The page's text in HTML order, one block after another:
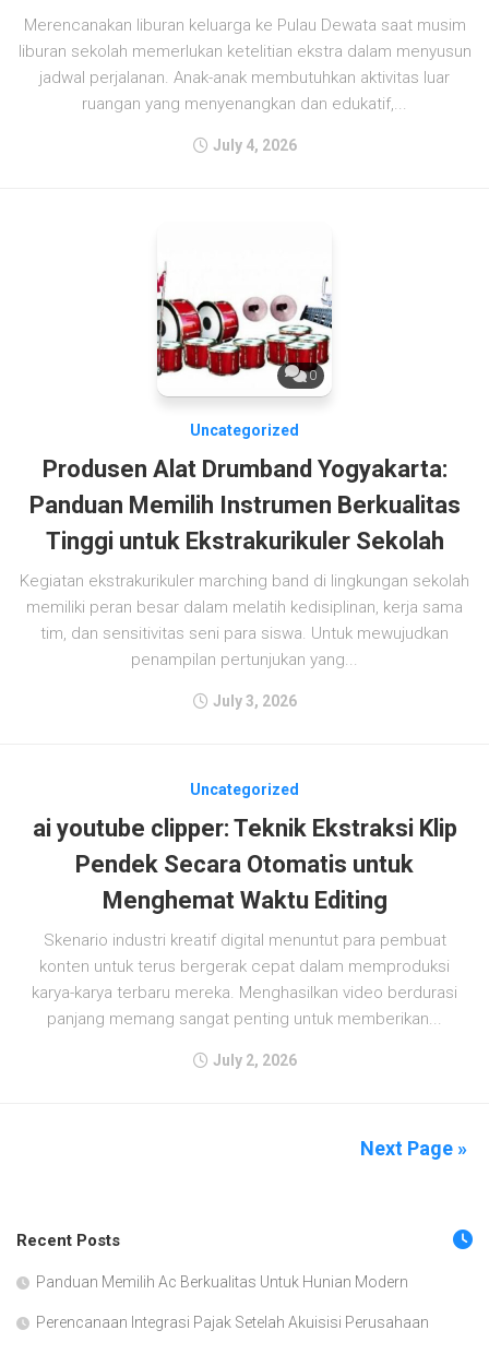
Merencanakan liburan keluarga ke Pulau Dewata saat musim
liburan sekolah memerlukan ketelitian ekstra dalam menyusun
jadwal perjalanan. Anak-anak membutuhkan aktivitas luar
ruangan yang menyenangkan dan edukatif,...
July 4, 2026
0
Uncategorized
Produsen Alat Drumband Yogyakarta:
Panduan Memilih Instrumen Berkualitas
Tinggi untuk Ekstrakurikuler Sekolah
Kegiatan ekstrakurikuler marching band di lingkungan sekolah
memiliki peran besar dalam melatih kedisiplinan, kerja sama
tim, dan sensitivitas seni para siswa. Untuk mewujudkan
penampilan pertunjukan yang...
July 3, 2026
Uncategorized
ai youtube clipper: Teknik Ekstraksi Klip
Pendek Secara Otomatis untuk
Menghemat Waktu Editing
Skenario industri kreatif digital menuntut para pembuat
konten untuk terus bergerak cepat dalam memproduksi
karya-karya terbaru mereka. Menghasilkan video berdurasi
panjang memang sangat penting untuk memberikan...
July 2, 2026
Next Page »
Recent Posts
Panduan Memilih Ac Berkualitas Untuk Hunian Modern
Perencanaan Integrasi Pajak Setelah Akuisisi Perusahaan